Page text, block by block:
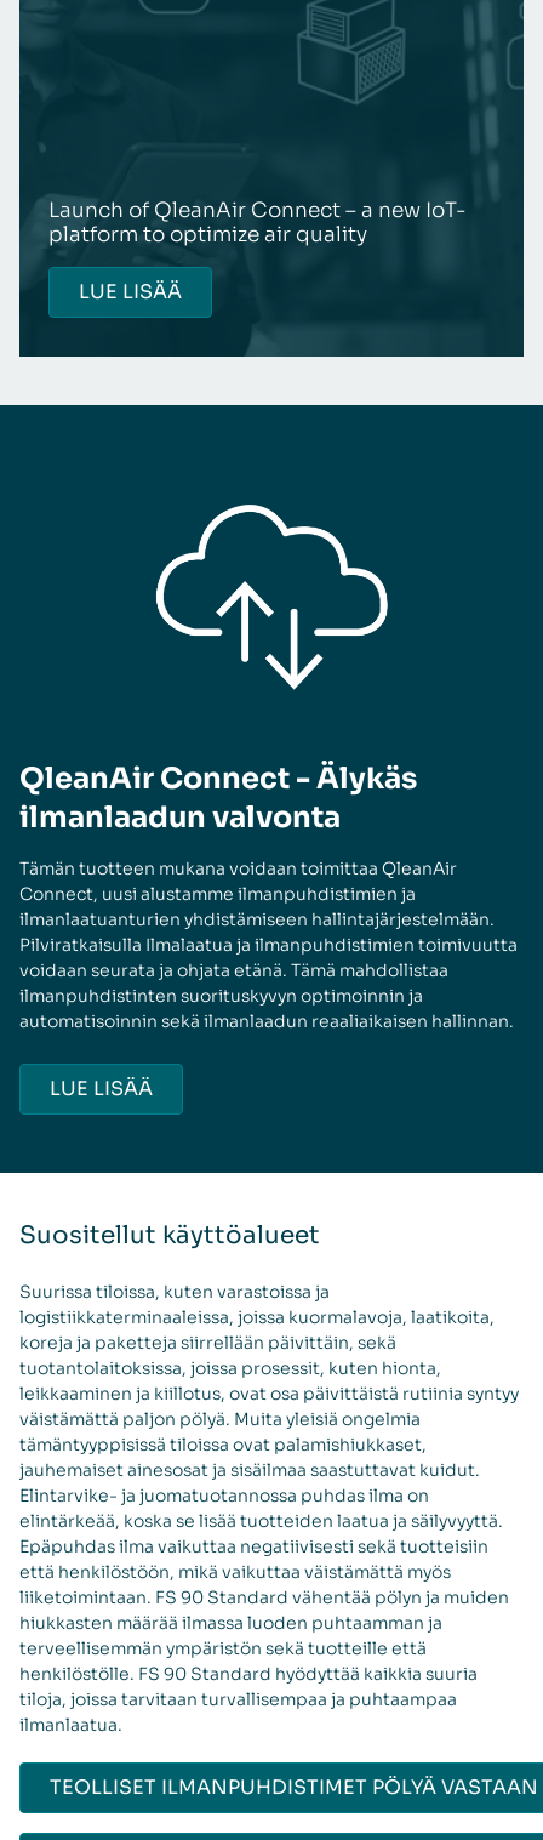
Launch of QleanAir Connect – a new IoT-
platform to optimize air quality
LUE LISÄÄ
QleanAir Connect - Älykäs
ilmanlaadun valvonta
Tämän tuotteen mukana voidaan toimittaa QleanAir
Connect, uusi alustamme ilmanpuhdistimien ja
ilmanlaatuanturien yhdistämiseen hallintajärjestelmään.
Pilviratkaisulla Ilmalaatua ja ilmanpuhdistimien toimivuutta
voidaan seurata ja ohjata etänä. Tämä mahdollistaa
ilmanpuhdistinten suorituskyvyn optimoinnin ja
automatisoinnin sekä ilmanlaadun reaaliaikaisen hallinnan.
LUE LISÄÄ
Suositellut käyttöalueet
Suurissa tiloissa, kuten varastoissa ja
logistiikkaterminaaleissa, joissa kuormalavoja, laatikoita,
koreja ja paketteja siirrellään päivittäin, sekä
tuotantolaitoksissa, joissa prosessit, kuten hionta,
leikkaaminen ja kiillotus, ovat osa päivittäistä rutiinia syntyy
väistämättä paljon pölyä. Muita yleisiä ongelmia
tämäntyyppisissä tiloissa ovat palamishiukkaset,
jauhemaiset ainesosat ja sisäilmaa saastuttavat kuidut.
Elintarvike- ja juomatuotannossa puhdas ilma on
elintärkeää, koska se lisää tuotteiden laatua ja säilyvyyttä.
Epäpuhdas ilma vaikuttaa negatiivisesti sekä tuotteisiin
että henkilöstöön, mikä vaikuttaa väistämättä myös
liiketoimintaan. FS 90 Standard vähentää pölyn ja muiden
hiukkasten määrää ilmassa luoden puhtaamman ja
terveellisemmän ympäristön sekä tuotteille että
henkilöstölle. FS 90 Standard hyödyttää kaikkia suuria
tiloja, joissa tarvitaan turvallisempaa ja puhtaampaa
ilmanlaatua.
TEOLLISET ILMANPUHDISTIMET PÖLYÄ VASTAAN